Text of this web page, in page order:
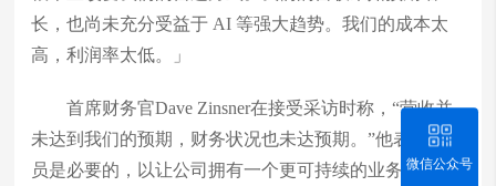
长，也尚未充分受益于 AI 等强大趋势。我们的成本太
高，利润率太低。」
首席财务官Dave Zinsner在接受采访时称，“营收并
未达到我们的预期，财务状况也未达预期。”他表示，裁
员是必要的，以让公司拥有一个更可持续的业务发展模
微信公众号